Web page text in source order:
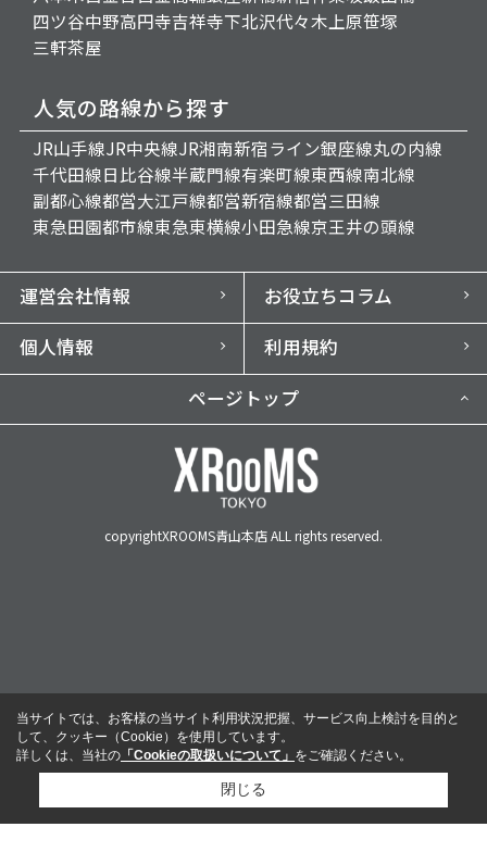
四ツ谷中野高円寺吉祥寺下北沢代々木上原笹塚
三軒茶屋
人気の路線から探す
JR山手線JR中央線JR湘南新宿ライン銀座線丸の内線
千代田線日比谷線半蔵門線有楽町線東西線南北線
副都心線都営大江戸線都営新宿線都営三田線
東急田園都市線東急東横線小田急線京王井の頭線
運営会社情報
お役立ちコラム
個人情報
利用規約
ページトップ
copyrightXROOMS青山本店 ALL rights reserved.
当サイトでは、お客様の当サイト利用状況把握、サービス向上検討を目的と
して、クッキー（Cookie）を使用しています。
詳しくは、当社の 「Cookieの取扱いについて」 をご確認ください。
閉じる